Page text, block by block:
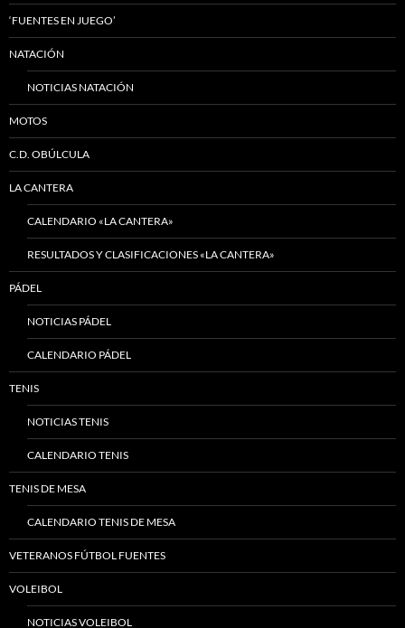
‘FUENTES EN JUEGO’
NATACIÓN
NOTICIAS NATACIÓN
MOTOS
C.D. OBÚLCULA
LA CANTERA
CALENDARIO «LA CANTERA»
RESULTADOS Y CLASIFICACIONES «LA CANTERA»
PÁDEL
NOTICIAS PÁDEL
CALENDARIO PÁDEL
TENIS
NOTICIAS TENIS
CALENDARIO TENIS
TENIS DE MESA
CALENDARIO TENIS DE MESA
VETERANOS FÚTBOL FUENTES
VOLEIBOL
NOTICIAS VOLEIBOL